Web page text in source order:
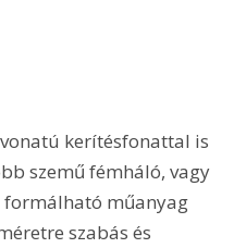
kerítésfonattal is
szemű fémháló, vagy
formálható műanyag
szabás és